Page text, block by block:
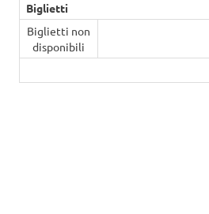
Biglietti
Biglietti non
disponibili